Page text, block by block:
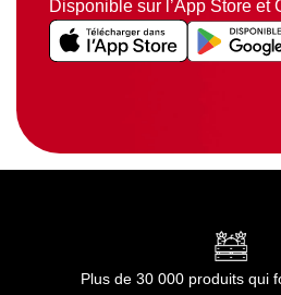
Disponible sur l’App Store et
Plus de 30 000 produits qui